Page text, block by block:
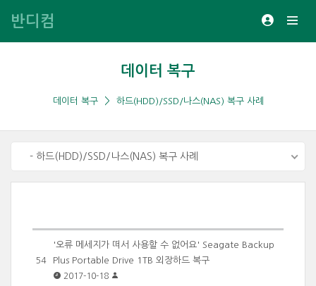
반디컴
데이터 복구
데이터 복구 하드(HDD)/SSD/나스(NAS) 복구 사례
- 하드(HDD)/SSD/나스(NAS) 복구 사례
54
'오류 메세지가 떠서 사용할 수 없어요' Seagate Backup
Plus Portable Drive 1TB 외장하드 복구
2017-10-18